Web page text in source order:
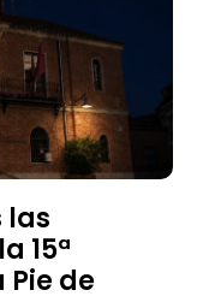
las
15ª
de